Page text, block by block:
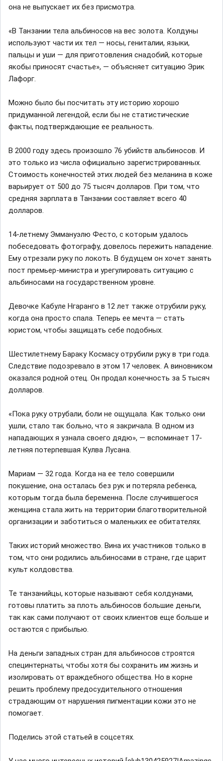
она не выпускает их без присмотра.
«В Танзании тела альбиносов на вес золота. Колдуны
используют части их тел — носы, гениталии, языки,
пальцы и уши — для приготовления снадобий, которые
якобы приносят счастье», — объясняет ситуацию Эрик
Лафорг.
Можно было бы посчитать эту историю хорошо
придуманной легендой, если бы не статистические
факты, подтверждающие ее реальность.
В 2000 году здесь произошло 76 убийств альбиносов. И
это только из числа официально зарегистрированных.
Стоимость конечностей этих людей без меланина в коже
варьирует от 500 до 75 тысяч долларов. При том, что
средняя зарплата в Танзании составляет всего 40
долларов.
14-летнему Эммануэлю Фесто, с которым удалось
побеседовать фотографу, довелось пережить нападение.
Ему отрезали руку по локоть. В будущем он хочет занять
пост премьер-министра и урегулировать ситуацию с
альбиносами на государственном уровне.
Девочке Кабуле Нгаранго в 12 лет также отрубили руку,
когда она просто спала. Теперь ее мечта — стать
юристом, чтобы защищать себе подобных.
Шестилетнему Бараку Космасу отрубили руку в три года.
Следствие подозревало в этом 17 человек. А виновником
оказался родной отец. Он продал конечность за 5 тысяч
долларов.
«Пока руку отрубали, боли не ощущала. Как только они
ушли, стало так больно, что я закричала. В одном из
нападающих я узнала своего дядю», — вспоминает 17-
летняя потерпевшая Кулва Лусана.
Мариам — 32 года. Когда на ее тело совершили
покушение, она осталась без рук и потеряла ребенка,
которым тогда была беременна. После случившегося
женщина стала жить на территории благотворительной
организации и заботиться о маленьких ее обитателях.
Таких историй множество. Вина их участников только в
том, что они родились альбиносами в стране, где царит
культ колдовства.
Те танзанийцы, которые называют себя колдунами,
готовы платить за плоть альбиносов большие деньги,
так как сами получают от своих клиентов еще больше и
остаются с прибылью.
На деньги западных стран для альбиносов строятся
специнтернаты, чтобы хотя бы сохранить им жизнь и
изолировать от враждебного общества. Но в корне
решить проблему предосудительного отношения
страдающим от нарушения пигментации кожи это не
помогает.
Поделись этой статьей в соцсетях.